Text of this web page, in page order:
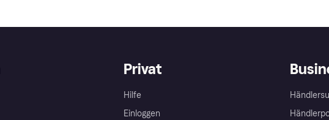
Privat
Hilfe
Einloggen